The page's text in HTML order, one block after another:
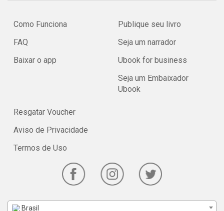
Como Funciona
FAQ
Baixar o app
Publique seu livro
Seja um narrador
Ubook for business
Seja um Embaixador
Ubook
Resgatar Voucher
Aviso de Privacidade
Termos de Uso
Brasil